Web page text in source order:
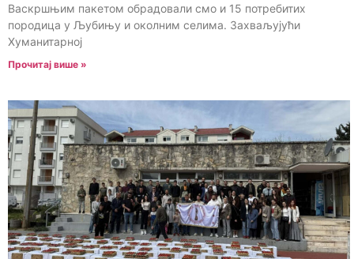
Васкршњим пакетом обрадовали смо и 15 потребитих
породица у Љубињу и околним селима. Захваљујући
Хуманитарној
Прочитај више »